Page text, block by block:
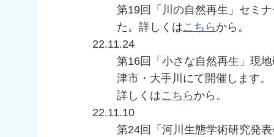
第19回「川の自然再生」セミ
た。詳しくはこちら から。
22.11.24
第16回「小さな自然再生」現
津市・大手川にて開催します。
詳しくはこちら から。
22.11.10
第24回「河川生態学術研究発